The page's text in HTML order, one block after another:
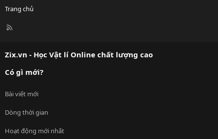
Trang chủ
R
Zix.vn - Học Vật lí Online chất lượng cao
Có gì mới?
Bài viết mới
Dòng thời gian
Hoạt động mới nhất